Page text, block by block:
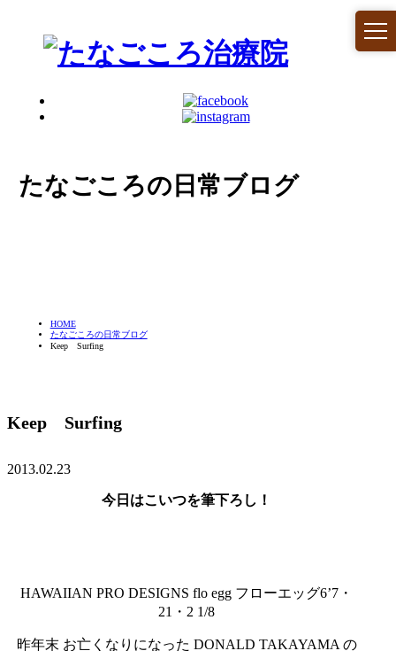
たなごころの日常ブログ
HOME
たなごころの日常ブログ
Keep Surfing
Keep Surfing
2013.02.23
今日はこいつを筆下ろし！
HAWAIIAN PRO DESIGNS flo egg フローエッグ6’7・
21・2 1/8
昨年末 お亡くなりになった DONALD TAKAYAMA の